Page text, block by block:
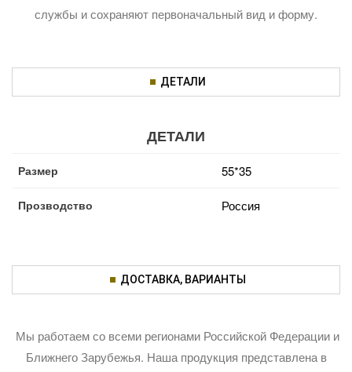
службы и сохраняют первоначальный вид и форму.
ДЕТАЛИ
ДЕТАЛИ
Размер 55*35
Прозводство Россия
ДОСТАВКА, ВАРИАНТЫ
Мы работаем со всеми регионами Российской Федерации и
Ближнего Зарубежья. Наша продукция представлена в